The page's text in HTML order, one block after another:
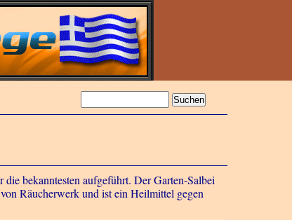
bekanntesten aufgeführt. Der Garten-Salbei
Räucherwerk und ist ein Heilmittel gegen